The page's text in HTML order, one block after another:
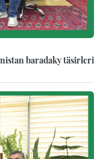
baradaky täsirleri